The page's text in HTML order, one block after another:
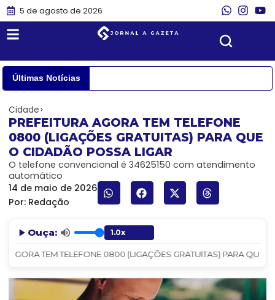
5 de agosto de 2026
Últimas Notícias
Cidade
PREFEITURA AGORA TEM TELEFONE
0800 (LIGAÇÕES GRATUITAS) PARA QUE
O CIDADÃO POSSA LIGAR
O telefone convencional é 34625150 com atendimento
automático
14 de maio de 2026
Por: Redação
Ouça:
AGORA TEM TELEFONE 0800 (LIGAÇÕES GRATUITAS) PARA QUE